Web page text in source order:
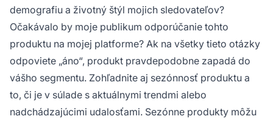
demografiu a životný štýl mojich sledovateľov?
Očakávalo by moje publikum odporúčanie tohto
produktu na mojej platforme? Ak na všetky tieto otázky
odpoviete „áno“, produkt pravdepodobne zapadá do
vášho segmentu. Zohľadnite aj sezónnosť produktu a
to, či je v súlade s aktuálnymi trendmi alebo
nadchádzajúcimi udalosťami. Sezónne produkty môžu